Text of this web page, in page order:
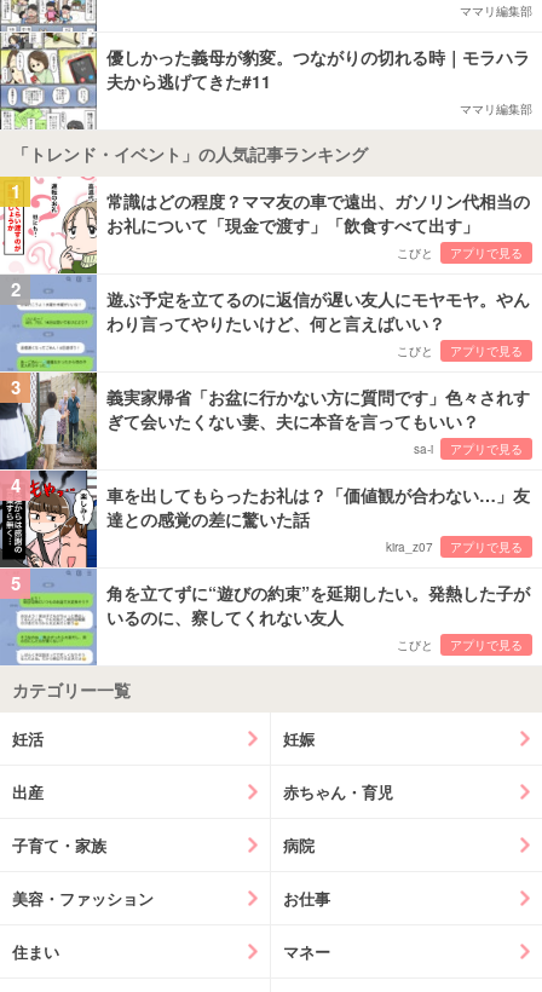
ママリ編集部
優しかった義母が豹変。つながりの切れる時｜モラハラ
夫から逃げてきた#11
ママリ編集部
「トレンド・イベント」の人気記事ランキング
1
常識はどの程度？ママ友の車で遠出、ガソリン代相当の
お礼について「現金で渡す」「飲食すべて出す」
こびと アプリで見る
2
遊ぶ予定を立てるのに返信が遅い友人にモヤモヤ。やん
わり言ってやりたいけど、何と言えばいい？
こびと アプリで見る
3
義実家帰省「お盆に行かない方に質問です」色々されす
ぎて会いたくない妻、夫に本音を言ってもいい？
sa-i アプリで見る
4
車を出してもらったお礼は？「価値観が合わない…」友
達との感覚の差に驚いた話
kira_z07 アプリで見る
5
角を立てずに“遊びの約束”を延期したい。発熱した子が
いるのに、察してくれない友人
こびと アプリで見る
カテゴリー一覧
妊活 妊娠
出産 赤ちゃん・育児
子育て・家族 病院
美容・ファッション お仕事
住まい マネー